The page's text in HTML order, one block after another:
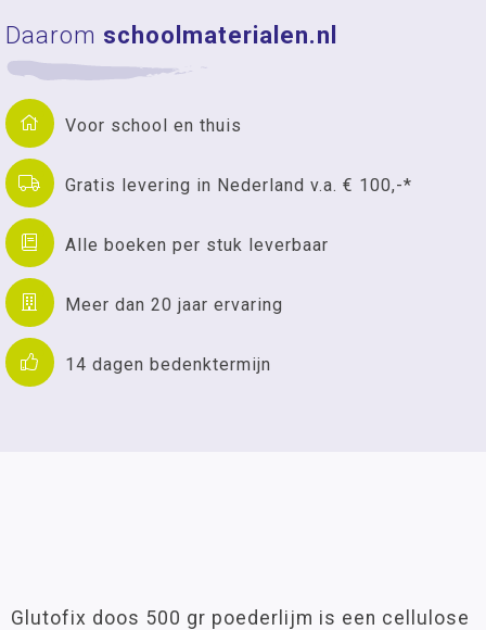
Daarom schoolmaterialen.nl
Voor school en thuis
Gratis levering in Nederland v.a. € 100,-*
Alle boeken per stuk leverbaar
Meer dan 20 jaar ervaring
14 dagen bedenktermijn
Glutofix doos 500 gr poederlijm is een cellulose